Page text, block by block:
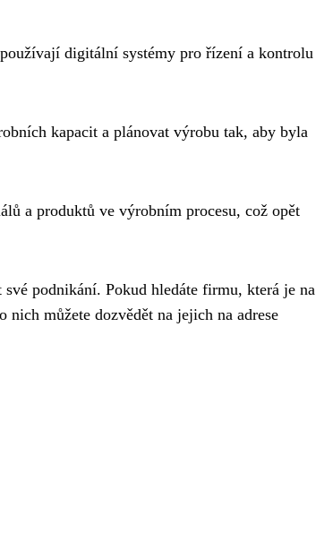
digitální systémy pro řízení a kontrolu
kapacit a plánovat výrobu tak, aby byla
a produktů ve výrobním procesu, což opět
podnikání. Pokud hledáte firmu, která je na
můžete dozvědět na jejich na adrese